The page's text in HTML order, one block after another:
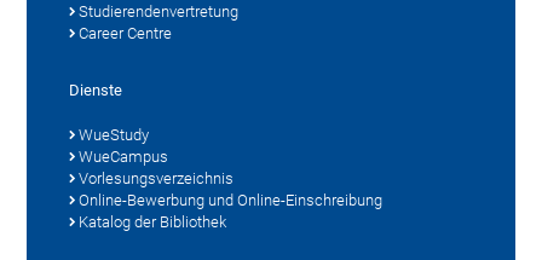
Studierendenvertretung
Career Centre
Dienste
WueStudy
WueCampus
Vorlesungsverzeichnis
Online-Bewerbung und Online-Einschreibung
Katalog der Bibliothek